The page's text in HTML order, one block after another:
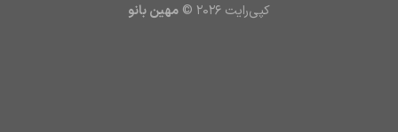
کپی‌رایت 2026 © مهین بانو